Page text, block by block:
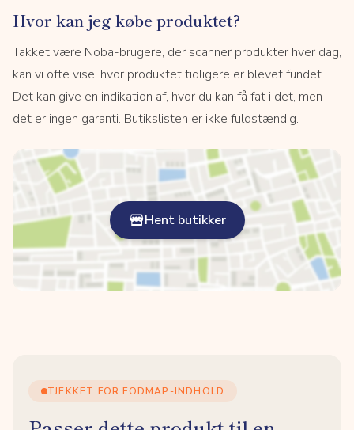
Hvor kan jeg købe produktet?
Takket være Noba-brugere, der scanner produkter hver dag,
kan vi ofte vise, hvor produktet tidligere er blevet fundet.
Det kan give en indikation af, hvor du kan få fat i det, men
det er ingen garanti. Butikslisten er ikke fuldstændig.
Hent butikker
TJEKKET FOR FODMAP-INDHOLD